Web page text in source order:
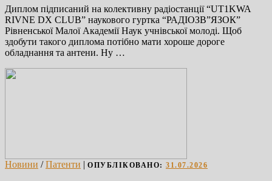
Диплом підписаний на колективну радіостанції “UT1KWA
RIVNE DX CLUB” наукового гуртка “РАДІОЗВ”ЯЗОК”
Рівненської Малої Академії Наук учнівської молоді. Щоб
здобути такого диплома потібно мати хороше дороге
обладнання та антени. Ну …
Новини /Патенти | ОПУБЛІКОВАНО: 31.07.2026